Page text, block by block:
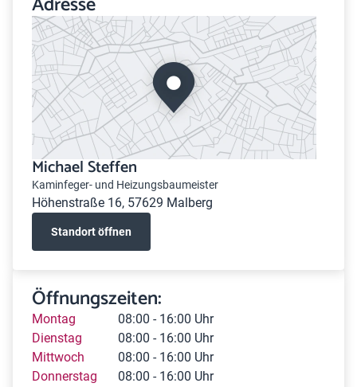
Michael Steffen
Kaminfeger- und Heizungsbaumeister
Höhenstraße 16, 57629 Malberg
Standort öffnen
Öffnungszeiten:
Montag
08:00 - 16:00 Uhr
Dienstag
08:00 - 16:00 Uhr
Mittwoch
08:00 - 16:00 Uhr
Donnerstag
08:00 - 16:00 Uhr